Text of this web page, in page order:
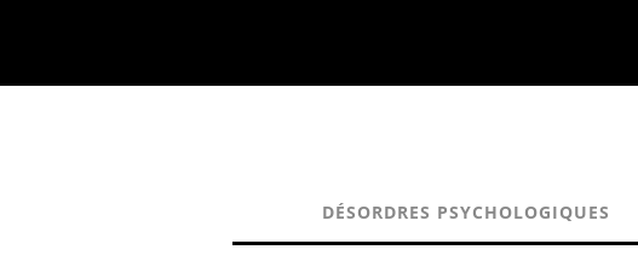
DÉSORDRES PSYCHOLOGIQUES